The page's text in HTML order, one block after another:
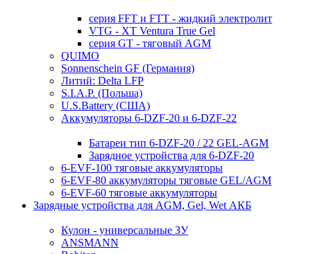
серия FFT и FTT - жидкий электролит
VTG - XT Ventura True Gel
серия GT - тяговый AGM
QUIMO
Sonnenschein GF (Германия)
Литий: Delta LFP
S.I.A.P. (Польша)
U.S.Battery (США)
Аккумуляторы 6-DZF-20 и 6-DZF-22
Батареи тип 6-DZF-20 / 22 GEL-AGM
Зарядное устройства для 6-DZF-20
6-EVF-100 тяговые аккумуляторы
6-EVF-80 аккумуляторы тяговые GEL/AGM
6-EVF-60 тяговые аккумуляторы
Зарядные устройства для AGM, Gel, Wet АКБ
Кулон - универсальные ЗУ
ANSMANN